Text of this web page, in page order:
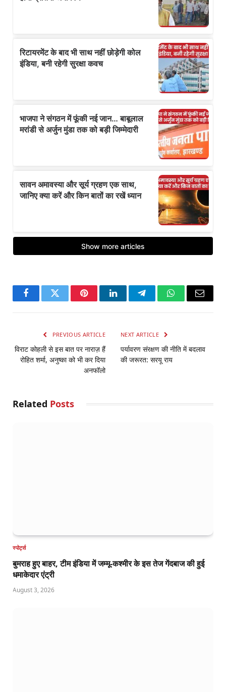
FacebookTwitter PinterestLinkedInTelegramWhatsApp
Email
PREVIOUS ARTICLE
विराट कोहली से इस बात पर नाराज़ हैं
रोहित शर्मा, अनुष्का को भी कर दिया
अनफॉलो
NEXT ARTICLE
पर्यावरण संरक्षण की नीति में बदलाव
की जरूरत: सरयू राय
Related Posts
स्पोर्ट्स
बुमराह हुए बाहर, टीम इंडिया में जम्मू-कश्मीर के इस तेज गेंदबाज की हुई
धमाकेदार एंट्री
August 3, 2026